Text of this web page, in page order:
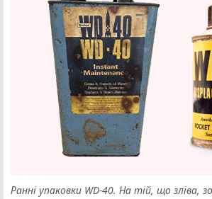
Ранні упаковки WD-40. На тій, що зліва,